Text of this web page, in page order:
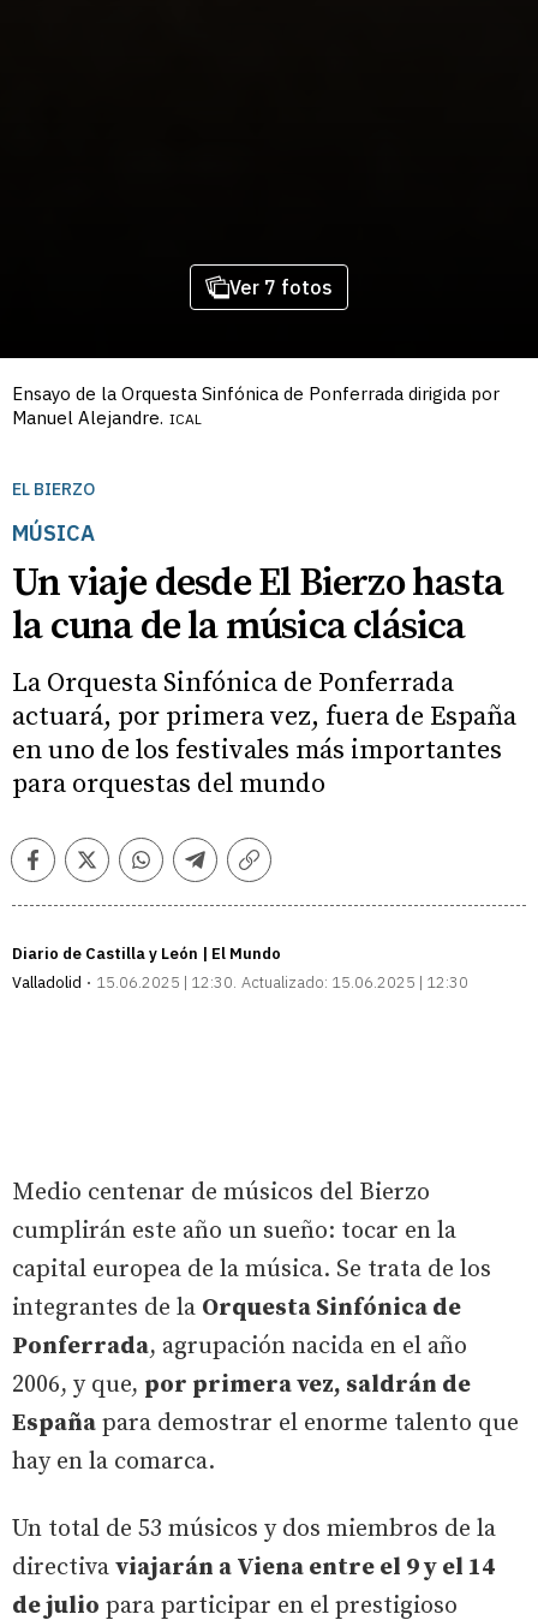
Ver 7 fotos
Ensayo de la Orquesta Sinfónica de Ponferrada dirigida por
Manuel Alejandre. ICAL
EL BIERZO
MÚSICA
Un viaje desde El Bierzo hasta
la cuna de la música clásica
La Orquesta Sinfónica de Ponferrada
actuará, por primera vez, fuera de España
en uno de los festivales más importantes
para orquestas del mundo
FacebookTwitterWhatsappTelegramCopiar
Diario de Castilla y León | El Mundo
Valladolid
15.06.2025 | 12:30 Actualizado: 15.06.2025 | 12:30
Medio centenar de músicos del Bierzo
cumplirán este año un sueño: tocar en la
capital europea de la música. Se trata de los
integrantes de la Orquesta Sinfónica de
Ponferrada, agrupación nacida en el año
2006, y que, por primera vez, saldrán de
España para demostrar el enorme talento que
hay en la comarca.
Un total de 53 músicos y dos miembros de la
directiva viajarán a Viena entre el 9 y el 14
de julio para participar en el prestigioso